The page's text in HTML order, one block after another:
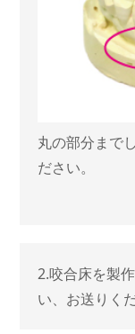
丸の部分まで
ださい。
2.咬合床を製
い、お送りく